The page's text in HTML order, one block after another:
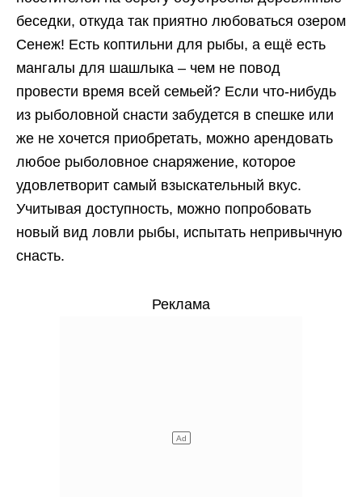
беседки, откуда так приятно любоваться озером
Сенеж! Есть коптильни для рыбы, а ещё есть
мангалы для шашлыка – чем не повод
провести время всей семьей? Если что-нибудь
из рыболовной снасти забудется в спешке или
же не хочется приобретать, можно арендовать
любое рыболовное снаряжение, которое
удовлетворит самый взыскательный вкус.
Учитывая доступность, можно попробовать
новый вид ловли рыбы, испытать непривычную
снасть.
Реклама